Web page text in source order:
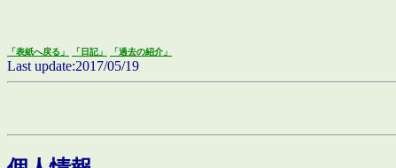
「表紙へ戻る」 「日記」 「過去の紹介」
Last update:2017/05/19